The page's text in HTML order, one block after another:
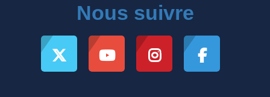
Nous suivre